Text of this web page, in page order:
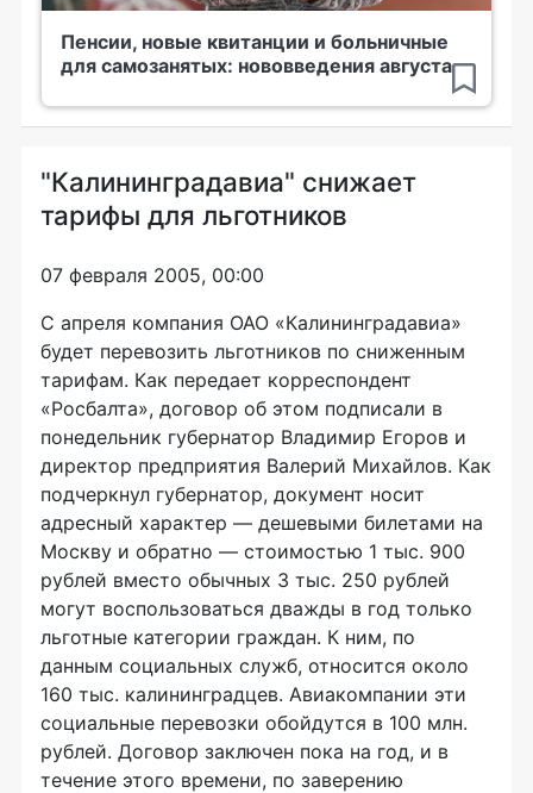
Пенсии, новые квитанции и больничные
для самозанятых: нововведения августа
"Калининградавиа" снижает
тарифы для льготников
07 февраля 2005, 00:00
С апреля компания ОАО «Калининградавиа»
будет перевозить льготников по сниженным
тарифам. Как передает корреспондент
«Росбалта», договор об этом подписали в
понедельник губернатор Владимир Егоров и
директор предприятия Валерий Михайлов. Как
подчеркнул губернатор, документ носит
адресный характер — дешевыми билетами на
Москву и обратно — стоимостью 1 тыс. 900
рублей вместо обычных 3 тыс. 250 рублей
могут воспользоваться дважды в год только
льготные категории граждан. К ним, по
данным социальных служб, относится около
160 тыс. калининградцев. Авиакомпании эти
социальные перевозки обойдутся в 100 млн.
рублей. Договор заключен пока на год, и в
течение этого времени, по заверению